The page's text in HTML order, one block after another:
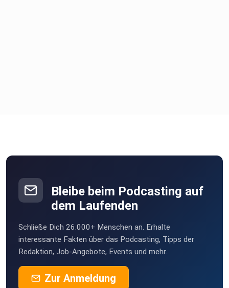
Bleibe beim Podcasting auf
dem Laufenden
Schließe Dich 26.000+ Menschen an. Erhalte
interessante Fakten über das Podcasting, Tipps der
Redaktion, Job-Angebote, Events und mehr.
Zur Anmeldung